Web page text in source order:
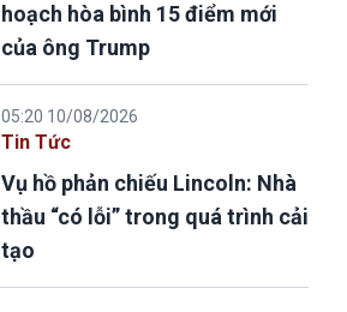
hoạch hòa bình 15 điểm mới
của ông Trump
05:20 10/08/2026
Tin Tức
Vụ hồ phản chiếu Lincoln: Nhà
thầu “có lỗi” trong quá trình cải
tạo